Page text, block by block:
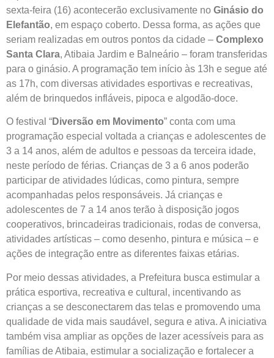
sexta-feira (16) acontecerão exclusivamente no Ginásio do
Elefantão, em espaço coberto. Dessa forma, as ações que
seriam realizadas em outros pontos da cidade – Complexo
Santa Clara, Atibaia Jardim e Balneário – foram transferidas
para o ginásio. A programação tem início às 13h e segue até
as 17h, com diversas atividades esportivas e recreativas,
além de brinquedos infláveis, pipoca e algodão-doce.
O festival “Diversão em Movimento” conta com uma
programação especial voltada a crianças e adolescentes de
3 a 14 anos, além de adultos e pessoas da terceira idade,
neste período de férias. Crianças de 3 a 6 anos poderão
participar de atividades lúdicas, como pintura, sempre
acompanhadas pelos responsáveis. Já crianças e
adolescentes de 7 a 14 anos terão à disposição jogos
cooperativos, brincadeiras tradicionais, rodas de conversa,
atividades artísticas – como desenho, pintura e música – e
ações de integração entre as diferentes faixas etárias.
Por meio dessas atividades, a Prefeitura busca estimular a
prática esportiva, recreativa e cultural, incentivando as
crianças a se desconectarem das telas e promovendo uma
qualidade de vida mais saudável, segura e ativa. A iniciativa
também visa ampliar as opções de lazer acessíveis para as
famílias de Atibaia, estimular a socialização e fortalecer a